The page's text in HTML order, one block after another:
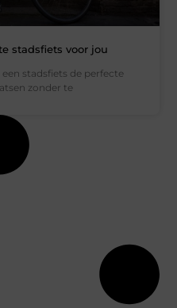
stadsfiets voor jou
stadsfiets de perfecte
zonder te